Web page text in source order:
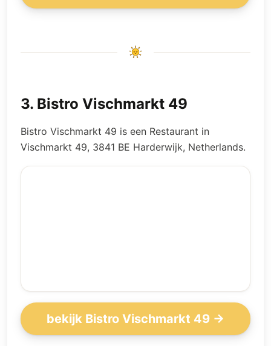
3. Bistro Vischmarkt 49
Bistro Vischmarkt 49 is een Restaurant in
Vischmarkt 49, 3841 BE Harderwijk, Netherlands.
bekijk Bistro Vischmarkt 49 →